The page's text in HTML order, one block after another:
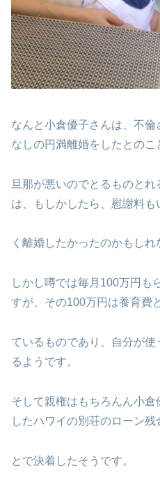
なんと小倉優子さんは、不
なしの円満離婚をしたとのこ
旦那が悪いのでとるものと
は、もしかしたら、慰謝料も
く離婚したかったのかもしれ
しかし噂では毎月100万円も
すが、その100万円は養育費
ているものであり、自分が
るようです。
そして親権はもちろんん小
したハワイの別荘のローン残
とで決着したそうです。